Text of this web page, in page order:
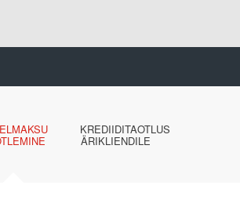
KREDIIDITAOTLUS
ÄRIKLIENDILE